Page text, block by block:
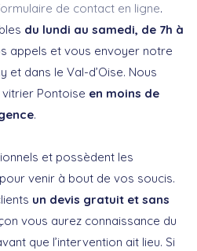
de contact en ligne.
du lundi au samedi, de 7h à
appels et vous envoyer notre
et dans le Val-d’Oise. Nous
Pontoise en moins de
.
et possèdent les
venir à bout de vos soucis.
un devis gratuit et sans
vous aurez connaissance du
que l’intervention ait lieu. Si